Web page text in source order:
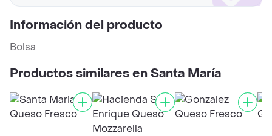
Información del producto
Bolsa
Productos similares en Santa María